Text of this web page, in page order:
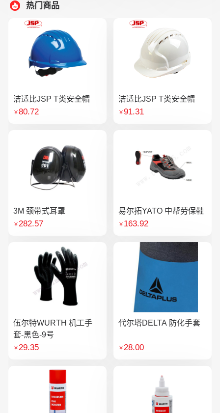
热门商品
洁适比JSP T类安全帽
￥80.72
洁适比JSP T类安全帽
￥91.31
3M 颈带式耳罩
￥282.57
易尔拓YATO 中帮劳保鞋
￥ 163.92
伍尔特WURTH 机工手
套-黑色-9号
￥29.35
代尔塔DELTA 防化手套
￥28.00